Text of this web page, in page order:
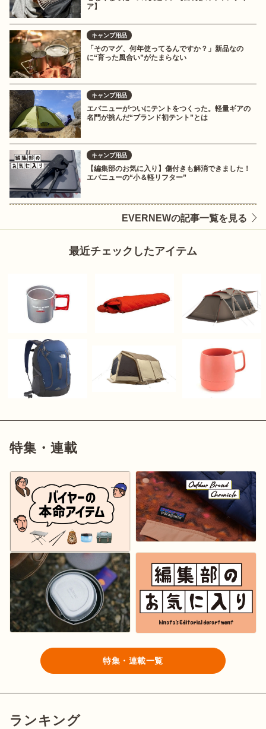
ア】
キャンプ用品
「そのマグ、何年使ってるんですか？」新品なの
に“育った風合い”がたまらない
キャンプ用品
エバニューがついにテントをつくった。軽量ギアの
名門が挑んだ“ブランド初テント”とは
キャンプ用品
【編集部のお気に入り】傷付きも解消できました！
エバニューの“小＆軽リフター”
EVERNEWの記事一覧を見る
最近チェックしたアイテム
特集・連載
特集・連載一覧
ランキング